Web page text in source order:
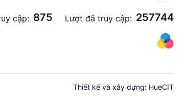
cập: 875 Lượt đã truy cập: 257744
Thiết kế và xây dựng: HueCIT